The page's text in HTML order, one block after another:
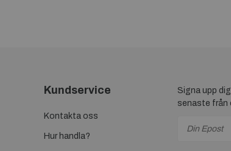
Kundservice
Kontakta oss
Hur handla?
Signa upp
senaste från